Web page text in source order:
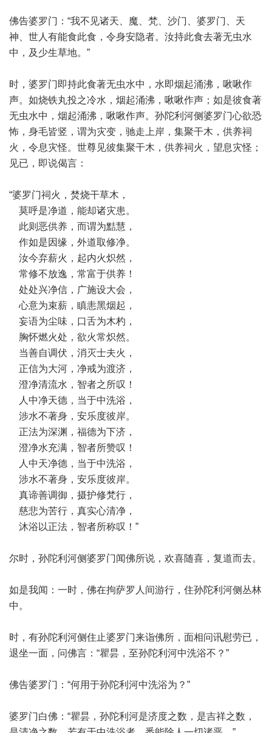
佛告婆罗门：“我不见诸天、魔、梵、沙门、婆罗门、天
神、世人有能食此食，令身安隐者。汝持此食去著无虫水
中，及少生草地。”
时，婆罗门即持此食著无虫水中，水即烟起涌沸，啾啾作
声。如烧铁丸投之冷水，烟起涌沸，啾啾作声；如是彼食著
无虫水中，烟起涌沸，啾啾作声。孙陀利河侧婆罗门心欲恐
怖，身毛皆竖，谓为灾变，驰走上岸，集聚干木，供养祠
火，令息灾怪。世尊见彼集聚干木，供养祠火，望息灾怪；
见已，即说偈言：
“婆罗门祠火，焚烧干草木，
莫呼是净道，能却诸灾患。
此则恶供养，而谓为黠慧，
作如是因缘，外道取修净。
汝今弃薪火，起内火炽然，
常修不放逸，常富于供养！
处处兴净信，广施设大会，
心意为束薪，瞋恚黑烟起，
妄语为尘味，口舌为木杓，
胸怀燃火处，欲火常炽然。
当善自调伏，消灭士夫火，
正信为大河，净戒为渡济，
澄净清流水，智者之所叹！
人中净天德，当于中洗浴，
涉水不著身，安乐度彼岸。
正法为深渊，福德为下济，
澄净水充满，智者所赞叹！
人中天净德，当于中洗浴，
涉水不著身，安乐度彼岸。
真谛善调御，摄护修梵行，
慈悲为苦行，真实心清净，
沐浴以正法，智者所称叹！”
尔时，孙陀利河侧婆罗门闻佛所说，欢喜随喜，复道而去。
如是我闻：一时，佛在拘萨罗人间游行，住孙陀利河侧丛林
中。
时，有孙陀利河侧住止婆罗门来诣佛所，面相问讯慰劳已，
退坐一面，问佛言：“瞿昙，至孙陀利河中洗浴不？”
佛告婆罗门：“何用于孙陀利河中洗浴为？”
婆罗门白佛：“瞿昙，孙陀利河是济度之数，是吉祥之数，